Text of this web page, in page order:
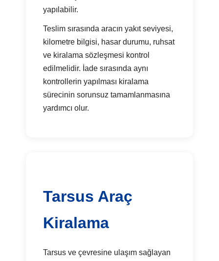
yapılabilir.
Teslim sırasında aracın yakıt seviyesi,
kilometre bilgisi, hasar durumu, ruhsat
ve kiralama sözleşmesi kontrol
edilmelidir. İade sırasında aynı
kontrollerin yapılması kiralama
sürecinin sorunsuz tamamlanmasına
yardımcı olur.
Tarsus Araç
Kiralama
Tarsus ve çevresine ulaşım sağlayan